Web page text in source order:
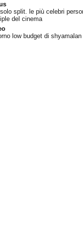
split. le più celebri
del cinema
low budget di shyamalan